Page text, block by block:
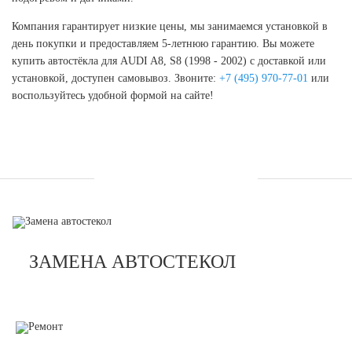
Компания гарантирует низкие цены, мы занимаемся установкой в
день покупки и предоставляем 5-летнюю гарантию. Вы можете
купить автостёкла для AUDI A8, S8 (1998 - 2002) с доставкой или
установкой, доступен самовывоз. Звоните: +7 (495) 970-77-01 или
воспользуйтесь удобной формой на сайте!
ЗАМЕНА АВТОСТЕКОЛ